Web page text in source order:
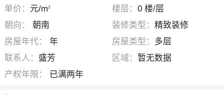
单价： 元/m2 楼层： 0 楼/层
朝向：
朝南 装修类型： 精致装修
房屋年代：
年 房屋类型： 多层
联系人： 盛芳 区域： 暂无数据
产权年限：
已满两年